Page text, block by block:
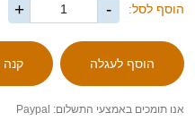
הוסף לסל: -
+
אנו תומכים באמצעי התשלום: Paypal